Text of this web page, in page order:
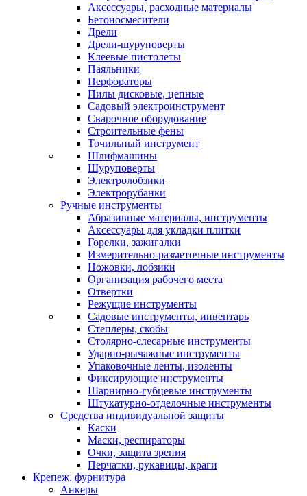
Аксессуары, расходные материалы
Бетоносмесители
Дрели
Дрели-шуруповерты
Клеевые пистолеты
Паяльники
Перфораторы
Пилы дисковые, цепные
Садовый электроинструмент
Сварочное оборудование
Строительные фены
Точильный инструмент
Шлифмашины
Шуруповерты
Электролобзики
Электрорубанки
Ручные инструменты
Абразивные материалы, инструменты
Аксессуары для укладки плитки
Горелки, зажигалки
Измерительно-разметочные инструменты
Ножовки, лобзики
Организация рабочего места
Отвертки
Режущие инструменты
Садовые инструменты, инвентарь
Степлеры, скобы
Столярно-слесарные инструменты
Ударно-рычажные инструменты
Упаковочные ленты, изоленты
Фиксирующие инструменты
Шарнирно-губцевые инструменты
Штукатурно-отделочные инструменты
Средства индивидуальной защиты
Каски
Маски, респираторы
Очки, защита зрения
Перчатки, рукавицы, краги
Крепеж, фурнитура
Анкеры